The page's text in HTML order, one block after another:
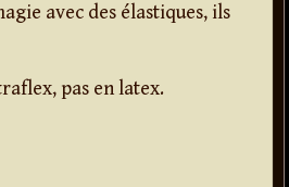
avec des élastiques, ils
pas en latex.